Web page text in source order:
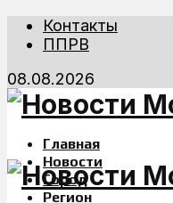
Контакты
ППРВ
08.08.2026
Главная
Новости
Город
Регион